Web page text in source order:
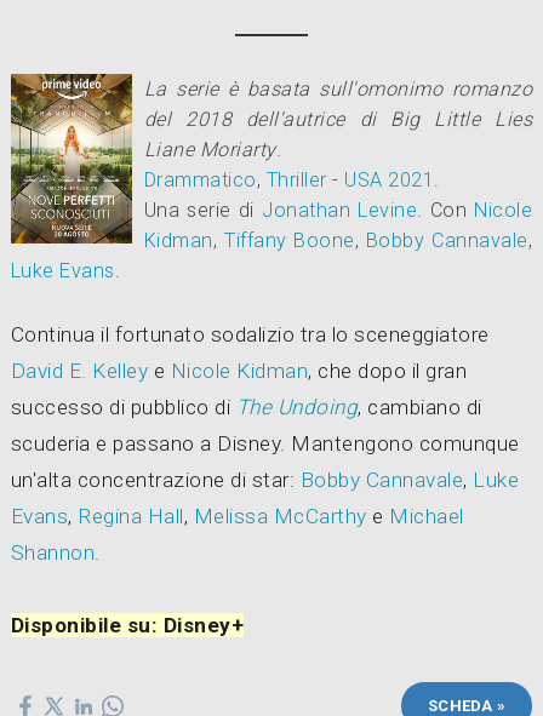
La serie è basata sull'omonimo romanzo
del 2018 dell'autrice di Big Little Lies
Liane Moriarty.
Drammatico, Thriller - USA 2021
Una serie di Jonathan Levine Con Nicole
Kidman,Tiffany Boone, Bobby Cannavale,
Luke Evans
Continua il fortunato sodalizio tra lo sceneggiatore
David E. Kelley e Nicole Kidman, che dopo il gran
successo di pubblico di The Undoing, cambiano di
scuderia e passano a Disney. Mantengono comunque
un'alta concentrazione di star: Bobby Cannavale, Luke
Evans, Regina Hall, Melissa McCarthy e Michael
Shannon
Disponibile su: Disney+
SCHEDA »